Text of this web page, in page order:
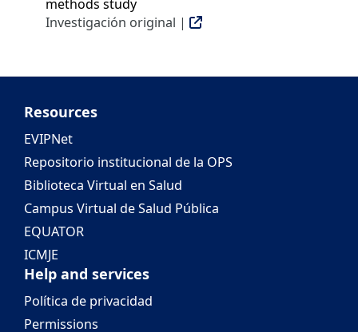
methods study
Investigación original |
Resources
EVIPNet
Repositorio institucional de la OPS
Biblioteca Virtual en Salud
Campus Virtual de Salud Pública
EQUATOR
ICMJE
Help and services
Política de privacidad
Permissions